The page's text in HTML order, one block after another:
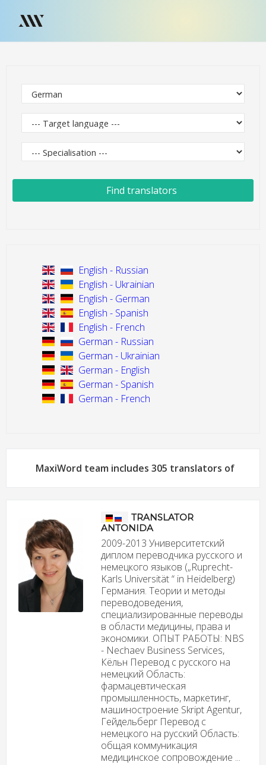
Find translators
English - Russian
English - Ukrainian
English - German
English - Spanish
English - French
German - Russian
German - Ukrainian
German - English
German - Spanish
German - French
MaxiWord team includes 305 translators of
TRANSLATOR
ANTONIDA
2009-2013 Университетский
диплом переводчика русского и
немецкого языков („Ruprecht-
Karls Universität “ in Heidelberg)
Германия. Теории и методы
переводоведения,
специализированные переводы
в области медицины, права и
экономики. ОПЫТ РАБОТЫ: NBS
- Nechaev Business Services,
Кёльн Перевод с русского на
немецкий Область:
фармацевтическая
промышленность, маркетинг,
машиностроение Skript Agentur,
Гейдельберг Перевод с
немецкого на русский Область:
общая коммуникация
медицинское сопровождение ...